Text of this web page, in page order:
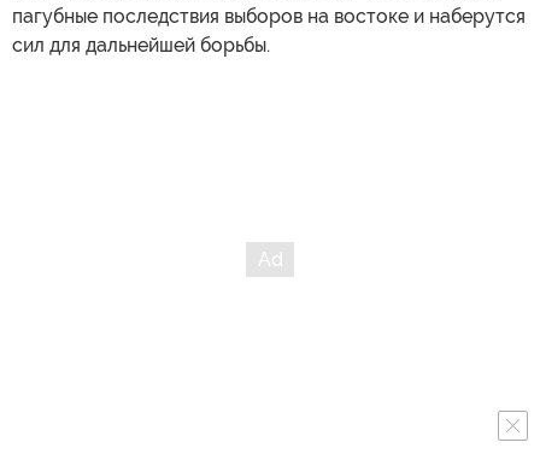
пагубные последствия выборов на востоке и наберутся
сил для дальнейшей борьбы.